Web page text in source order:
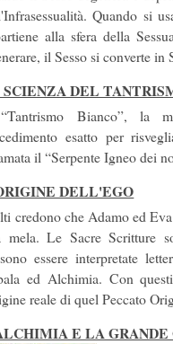
Quando si
alla sfera della
il Sesso si converte in
DEL
Bianco”, la
esatto per
il “Serpente Igneo dei
DELL'EGO
credono che Adamo ed
mela. Le Sacre Scritture
essere interpretate
ed Alchimia. Con
reale di quel Peccato
E LA GRANDE